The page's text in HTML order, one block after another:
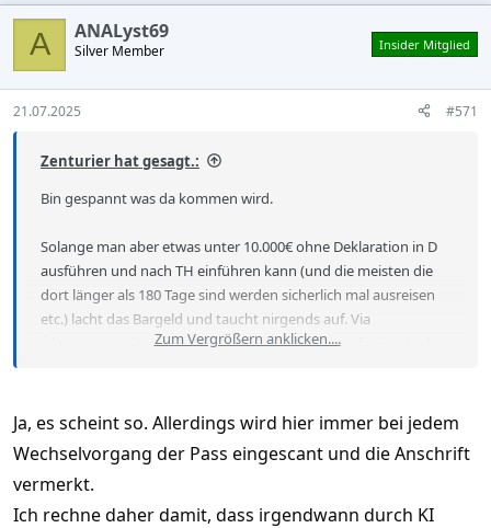
l
r
l
t
a
A ANALyst69
Silver Member Insider Mitglied
21.07.2025 #571
Zenturier hat gesagt.:
Bin gespannt was da kommen wird.
Solange man aber etwas unter 10.000€ ohne Deklaration in D
ausführen und nach TH einführen kann (und die meisten die
dort länger als 180 Tage sind werden sicherlich mal ausreisen
etc.) lacht das Bargeld und taucht nirgends auf. Via
Überweisung kommt dann nur soviel, wie steuerfrei ist. Auch
Denkfehler oder nicht, funktioniert doch oder?
Wird sicherlich in naher Zukunft auch noch eingeschränkt aber
so lange es möglich ist kann man es doch nutzen.
Zum Vergrößern anklicken....
Ja, es scheint so. Allerdings wird hier immer bei jedem
Wechselvorgang der Pass eingescant und die Anschrift
vermerkt.
Ich rechne daher damit, dass irgendwann durch KI